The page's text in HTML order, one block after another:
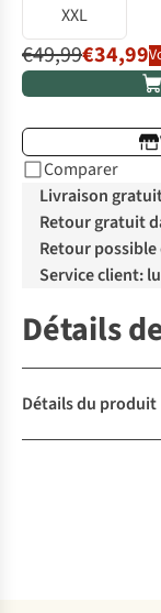
XXL
€49,99€34,99
Comparer
Livraison
Retour gratuit
Retour
Service client:
Détails
Détails du produit